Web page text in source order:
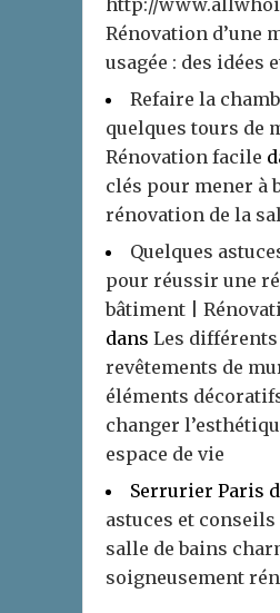
Rénovation d’une
usagée : des idées
Refaire la
quelques tours de
Rénovation facile
clés pour mener à
rénovation de la
Quelques
pour réussir une
bâtiment |
dans Les différents
revêtements de
éléments
changer
espace de vie
Serrurier Paris
astuces et
salle de bains
soigneusement